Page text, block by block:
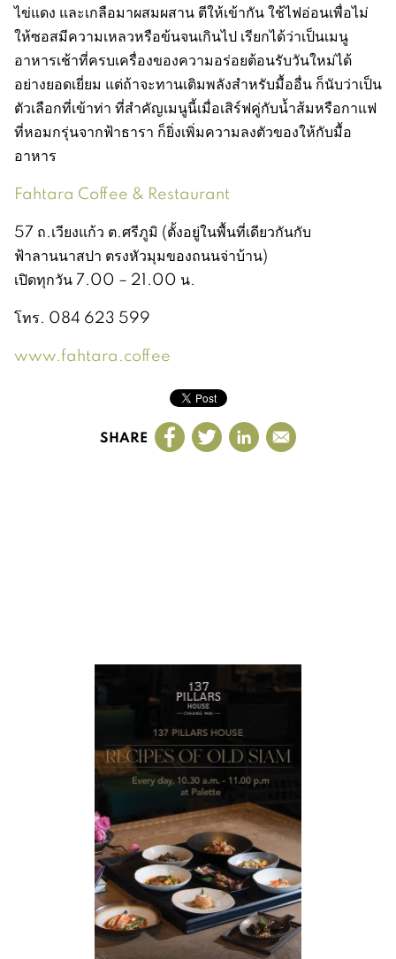
ไข่แดง และเกลือมาผสมผสาน ตีให้เข้ากัน ใช้ไฟอ่อนเพื่อไม่
ให้ซอสมีความเหลวหรือข้นจนเกินไป เรียกได้ว่าเป็นเมนู
อาหารเช้าที่ครบเครื่องของความอร่อยต้อนรับวันใหม่ได้
อย่างยอดเยี่ยม แต่ถ้าจะทานเติมพลังสำหรับมื้ออื่น ก็นับว่าเป็น
ตัวเลือกที่เข้าท่า ที่สำคัญเมนูนี้เมื่อเสิร์ฟคู่กับน้ำส้มหรือกาแฟ
ที่หอมกรุ่นจากฟ้าธารา ก็ยิ่งเพิ่มความลงตัวของให้กับมื้อ
อาหาร
Fahtara Coffee & Restaurant
57 ถ.เวียงแก้ว ต.ศรีภูมิ (ตั้งอยู่ในพื้นที่เดียวกันกับ
ฟ้าลานนาสปา ตรงหัวมุมของถนนจ่าบ้าน)
เปิดทุกวัน 7.00 – 21.00 น.
โทร. 084 623 599
www.fahtara.coffee
SHARE